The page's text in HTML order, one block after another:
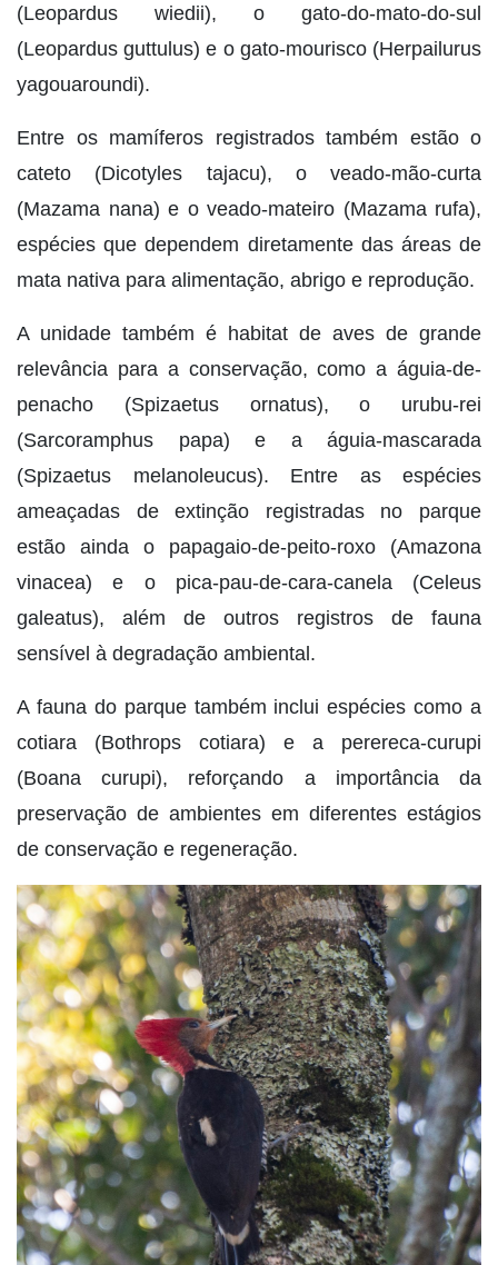
(Leopardus wiedii), o gato-do-mato-do-sul
(Leopardus guttulus) e o gato-mourisco (Herpailurus
yagouaroundi).
Entre os mamíferos registrados também estão o
cateto (Dicotyles tajacu), o veado-mão-curta
(Mazama nana) e o veado-mateiro (Mazama rufa),
espécies que dependem diretamente das áreas de
mata nativa para alimentação, abrigo e reprodução.
A unidade também é habitat de aves de grande
relevância para a conservação, como a águia-de-
penacho (Spizaetus ornatus), o urubu-rei
(Sarcoramphus papa) e a águia-mascarada
(Spizaetus melanoleucus). Entre as espécies
ameaçadas de extinção registradas no parque
estão ainda o papagaio-de-peito-roxo (Amazona
vinacea) e o pica-pau-de-cara-canela (Celeus
galeatus), além de outros registros de fauna
sensível à degradação ambiental.
A fauna do parque também inclui espécies como a
cotiara (Bothrops cotiara) e a perereca-curupi
(Boana curupi), reforçando a importância da
preservação de ambientes em diferentes estágios
de conservação e regeneração.